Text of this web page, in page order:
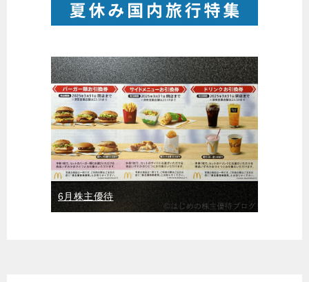
6月株主優待